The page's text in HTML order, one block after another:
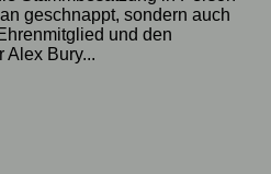
geschnappt, sondern auch
und den
Alex Bury...